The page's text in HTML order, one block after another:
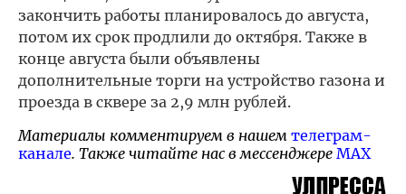
закончить работы планировалось до августа,
потом их срок продлили до октября. Также в
конце августа были объявлены
дополнительные торги на устройство газона и
проезда в сквере за 2,9 млн рублей.
Материалы комментируем в нашем телеграм-
канале. Также читайте нас в мессенджере MAX